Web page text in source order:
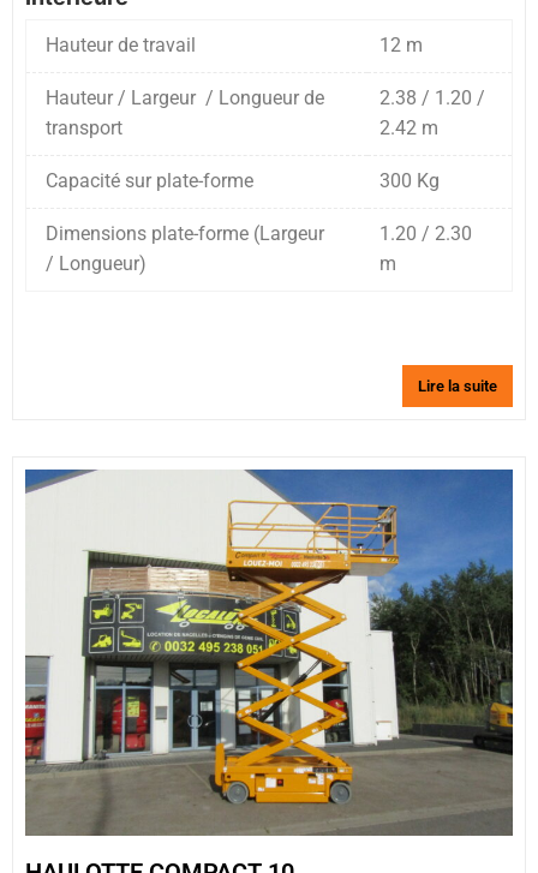
Hauteur de travail 12 m
Hauteur / Largeur / Longueur de
transport
2.38 / 1.20 /
2.42 m
Capacité sur plate-forme 300 Kg
Dimensions plate-forme (Largeur
/ Longueur)
1.20 / 2.30
m
Lire la suite